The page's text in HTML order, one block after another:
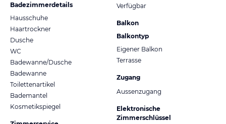
Badezimmerdetails
Hausschuhe
Haartrockner
Dusche
WC
Badewanne/Dusche
Badewanne
Toilettenartikel
Bademantel
Kosmetikspiegel
Verfügbar
Balkon
Balkontyp
Eigener Balkon
Terrasse
Zugang
Aussenzugang
Elektronische
Zimmerschlüssel